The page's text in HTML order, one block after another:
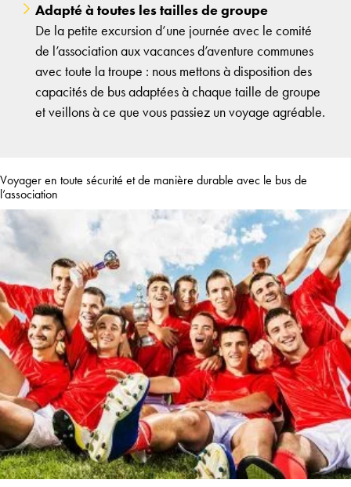
Adapté à toutes les tailles de groupe
De la petite excursion d’une journée avec le comité
de l’association aux vacances d’aventure communes
avec toute la troupe : nous mettons à disposition des
capacités de bus adaptées à chaque taille de groupe
et veillons à ce que vous passiez un voyage agréable.
Voyager en toute sécurité et de manière durable avec le bus de
l’association